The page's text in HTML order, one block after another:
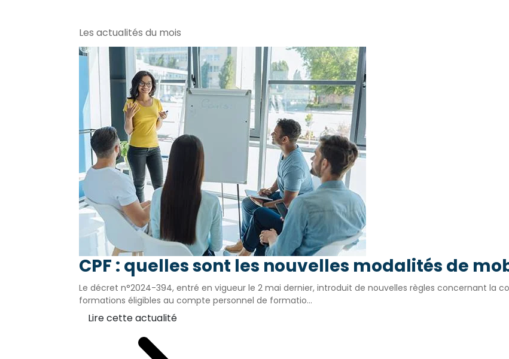
Les actualités du mois
CPF : quelles sont les nouvelles modalités de
Le décret n°2024-394, entré en vigueur le 2 mai dernier, introduit de nouvelles règles concernant la
formations éligibles au compte personnel de formatio...
Lire cette actualité